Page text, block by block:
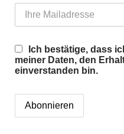
Ich bestätige, dass
meiner Daten, den
einverstanden bin.